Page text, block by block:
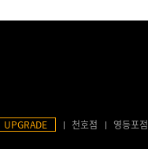
UPGRADE 천호점 영등포점